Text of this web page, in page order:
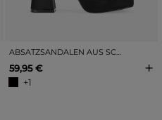
59,95 €
+1
+